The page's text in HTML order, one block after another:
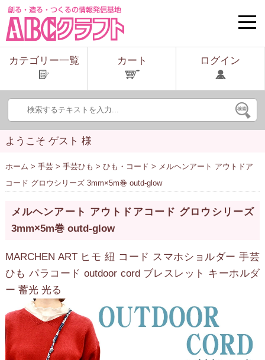
toggle
カテゴリー一覧
カート ログイン
ようこそ ゲスト 様
ホーム > 手芸> 手芸ひも > ひも・コード > メルヘンアート アウトドア
コード グロウシリーズ 3mm×5m巻 outd-glow
メルヘンアート アウトドアコード グロウシリーズ
3mm×5m巻 outd-glow
MARCHEN ART ヒモ 紐 コード スマホショルダー 手芸
ひも パラコード outdoor cord ブレスレット キーホルダ
ー 蓄光 光る